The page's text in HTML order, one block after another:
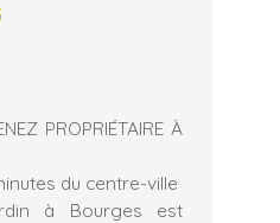
PROPRIÉTAIRE À
du centre-ville
à Bourges est